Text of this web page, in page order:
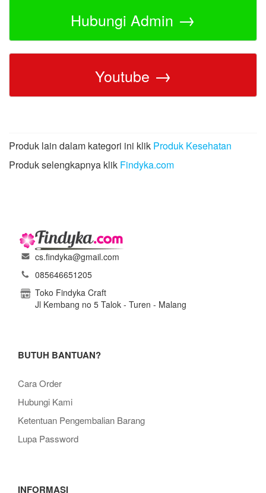
Hubungi Admin →
Youtube →
Produk lain dalam kategori ini klik Produk Kesehatan
Produk selengkapnya klik Findyka.com
cs.findyka@gmail.com
085646651205
Toko Findyka Craft
Jl Kembang no 5 Talok - Turen - Malang
BUTUH BANTUAN?
Cara Order
Hubungi Kami
Ketentuan Pengembalian Barang
Lupa Password
INFORMASI